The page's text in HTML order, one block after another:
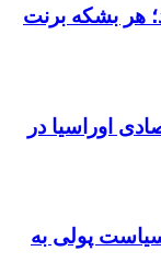
امروز ۱۶ مرداد؛ هر بشکه برنت
اوراسیا در
سیاست پولی به